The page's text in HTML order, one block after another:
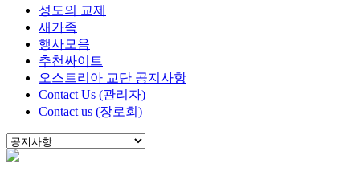
성도의 교제
새가족
행사모음
추천싸이트
오스트리아 교단 공지사항
Contact Us (관리자)
Contact us (장로회)